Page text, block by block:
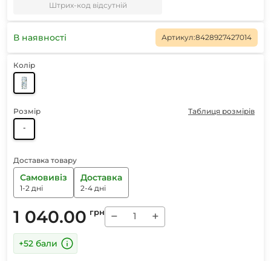
Штрих-код відсутній
В наявності Артикул:8428927427014
Колір
Розмір
Таблиця розмірів
-
Доставка товару
Самовивіз
1-2 дні
Доставка
2-4 дні
1 040.00 грн − +
+52 бали